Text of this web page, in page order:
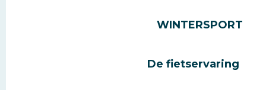
WINTERSPORT
De fietservaring